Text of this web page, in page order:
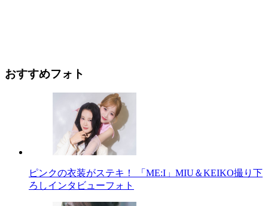
おすすめフォト
ピンクの衣装がステキ！ 「ME:I」MIU＆KEIKO撮り下
ろしインタビューフォト